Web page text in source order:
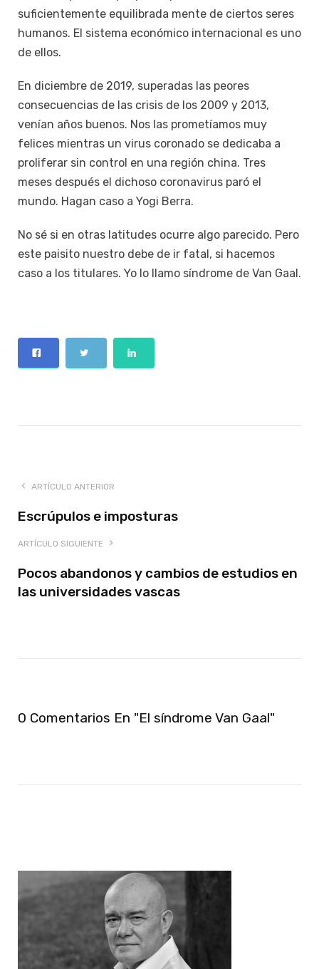
suficientemente equilibrada mente de ciertos seres
humanos. El sistema económico internacional es uno
de ellos.
En diciembre de 2019, superadas las peores
consecuencias de las crisis de los 2009 y 2013,
venían años buenos. Nos las prometíamos muy
felices mientras un virus coronado se dedicaba a
proliferar sin control en una región china. Tres
meses después el dichoso coronavirus paró el
mundo. Hagan caso a Yogi Berra.
No sé si en otras latitudes ocurre algo parecido. Pero
este paisito nuestro debe de ir fatal, si hacemos
caso a los titulares. Yo lo llamo síndrome de Van Gaal.
ARTÍCULO ANTERIOR
Escrúpulos e imposturas
ARTÍCULO SIGUIENTE
Pocos abandonos y cambios de estudios en
las universidades vascas
0 Comentarios En "El síndrome Van Gaal"